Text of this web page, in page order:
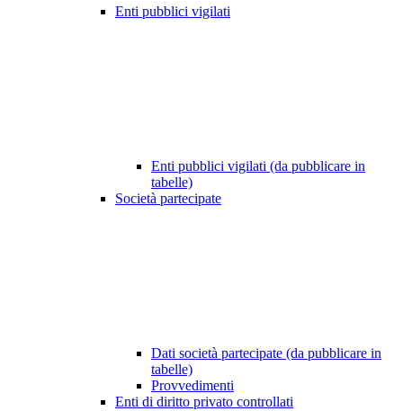
Enti pubblici vigilati
Enti pubblici vigilati (da pubblicare in
tabelle)
Società partecipate
Dati società partecipate (da pubblicare in
tabelle)
Provvedimenti
Enti di diritto privato controllati